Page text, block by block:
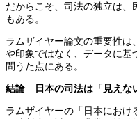
だからこそ、司法の独立は
もある。
ラムザイヤー論文の重要性
や印象ではなく、データに基
問うた点にある。
結論 日本の司法は「見えな
ラムザイヤーの「日本にお